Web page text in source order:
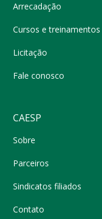
Arrecadação
Cursos e treinamentos
Licitação
Fale conosco
CAESP
Sobre
Parceiros
Sindicatos filiados
Contato